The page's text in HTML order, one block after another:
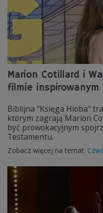
Marion Cotillard i
filmie inspirowanym
Biblijna "Księga Hioba"
którym zagrają Marion
być prowokacyjnym
Testamentu.
Zobacz więcej na temat: